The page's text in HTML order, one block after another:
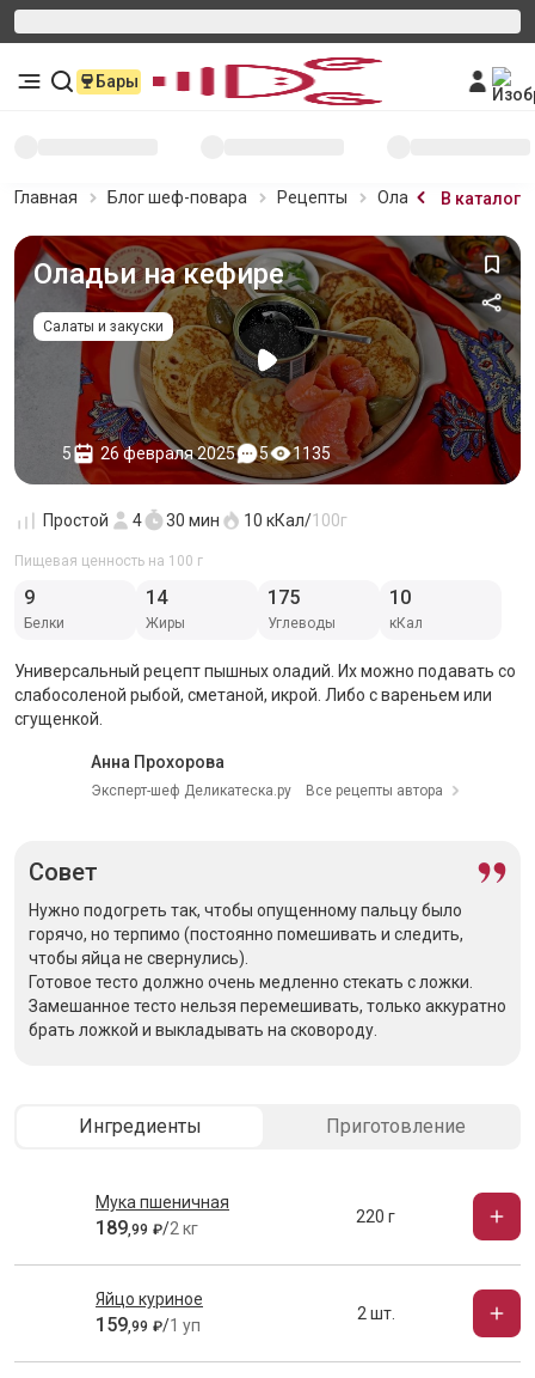
Бары
Главная Блог шеф-повара Рецепты Оладьи на кефире
В каталог
Оладьи на кефире
Салаты и закуски
5 26 февраля 2025 5 1135
Простой 4 30 мин 10 кКал/100г
Пищевая ценность на 100 г
9
Белки
14
Жиры
175
Углеводы
10
кКал
Универсальный рецепт пышных оладий. Их можно подавать со
слабосоленой рыбой, сметаной, икрой. Либо с вареньем или
сгущенкой.
Анна Прохорова
Эксперт-шеф Деликатеска.ру Все рецепты автора
Совет
Нужно подогреть так, чтобы опущенному пальцу было
горячо, но терпимо (постоянно помешивать и следить,
чтобы яйца не свернулись).
Готовое тесто должно очень медленно стекать с ложки.
Замешанное тесто нельзя перемешивать, только аккуратно
брать ложкой и выкладывать на сковороду.
Ингредиенты Приготовление
Мука пшеничная
189,99 ₽/2 кг
220 г
Яйцо куриное
159,99 ₽/1 уп
2 шт.